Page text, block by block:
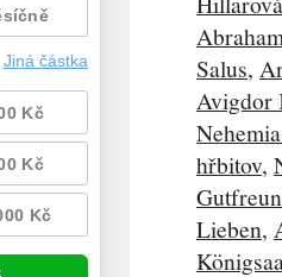
Salus,
Avigdor
hřbitov,
Lieben,